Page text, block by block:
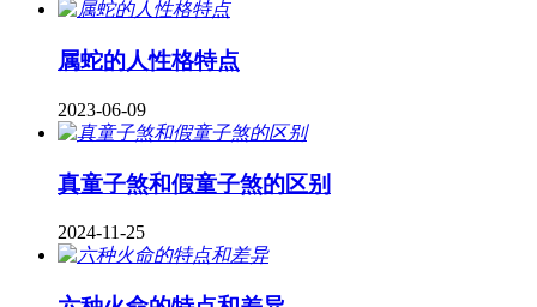
属蛇的人性格特点
2023-06-09
真童子煞和假童子煞的区别
2024-11-25